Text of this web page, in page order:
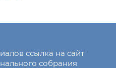
ссылка на сайт
собрания